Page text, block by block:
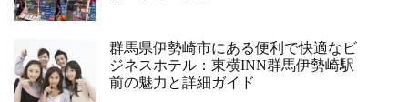
群馬県伊勢崎市にある便利で快適なビ
ジネスホテル：東横INN群馬伊勢崎駅
前の魅力と詳細ガイド